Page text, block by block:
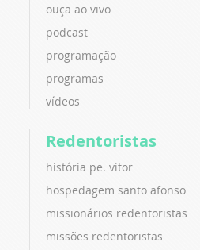
ouça ao vivo
podcast
programação
programas
vídeos
Redentoristas
história pe. vitor
hospedagem santo afonso
missionários redentoristas
missões redentoristas